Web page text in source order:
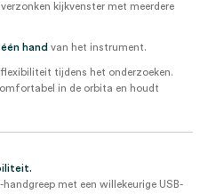
kijkvenster met meerdere
hand van het instrument.
flexibiliteit tijdens het onderzoeken.
in de orbita en houdt
met een willekeurige USB-